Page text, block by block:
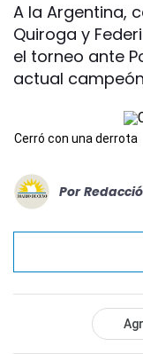
A la Argentina,
Quiroga y
el torneo ante
actual
Cerró con una derrota
Por